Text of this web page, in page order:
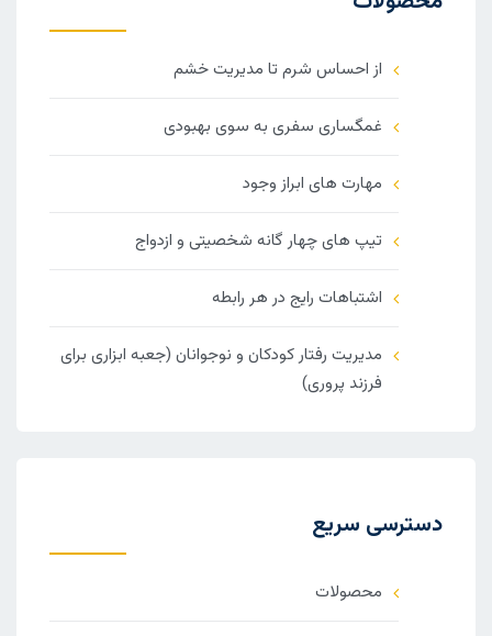
از احساس شرم تا مدیریت خشم
غمگساری سفری به سوی بهبودی
مهارت های ابراز وجود
تیپ های چهار گانه شخصیتی و ازدواج
اشتباهات رایج در هر رابطه
مدیریت رفتار کودکان و نوجوانان (جعبه ابزاری برای
فرزند پروری)
دسترسی سریع
محصولات